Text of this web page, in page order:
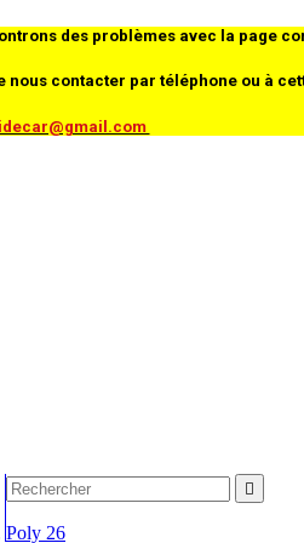
des problèmes avec la page
contacter par téléphone ou à

Poly 26